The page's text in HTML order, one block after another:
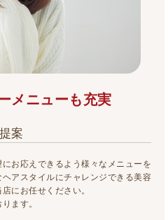
メニューも充実
案
お応えできるよう様々なメニューを
アスタイルにチャレンジできる美容
にお任せください。
ます。